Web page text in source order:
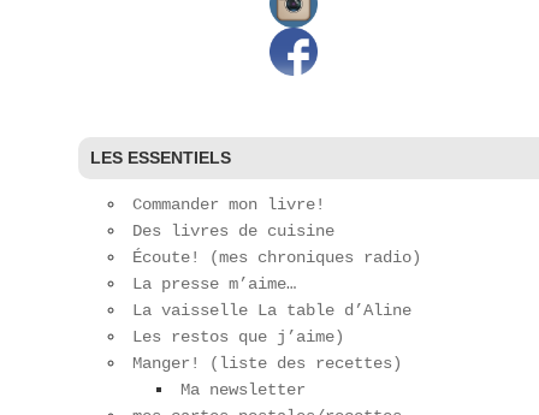
LES ESSENTIELS
Commander mon livre!
Des livres de cuisine
Écoute! (mes chroniques radio)
La presse m’aime…
La vaisselle La table d’Aline
Les restos que j’aime)
Manger! (liste des recettes)
Ma newsletter